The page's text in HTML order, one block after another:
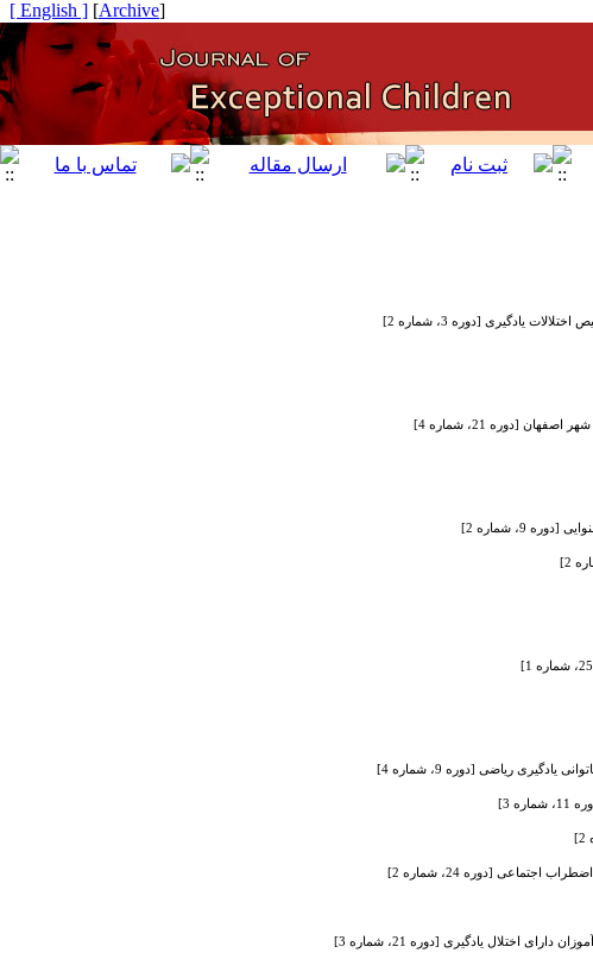
[
Archive
]
[ English ]
یادگیری [دوره 3، شماره 2]
[دوره 21، شماره 4]
9، شماره 2]
ریاضی [دوره 9، شماره 4]
3]
[دوره 24، شماره 2]
اختلال یادگیری [دوره 21، شماره 3]